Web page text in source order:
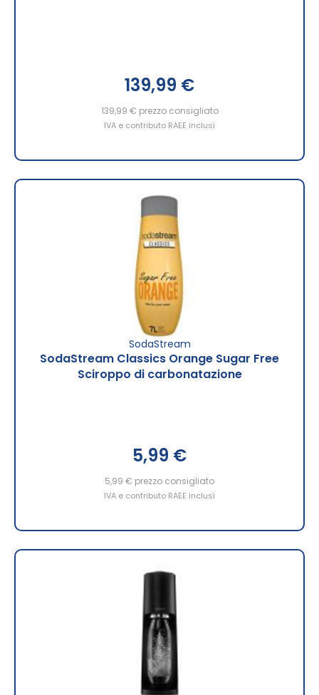
139,99 €
139,99 € prezzo consigliato
IVA e contributo RAEE inclusi
SodaStream
SodaStream Classics Orange Sugar Free
Sciroppo di carbonatazione
5,99 €
5,99 € prezzo consigliato
IVA e contributo RAEE inclusi